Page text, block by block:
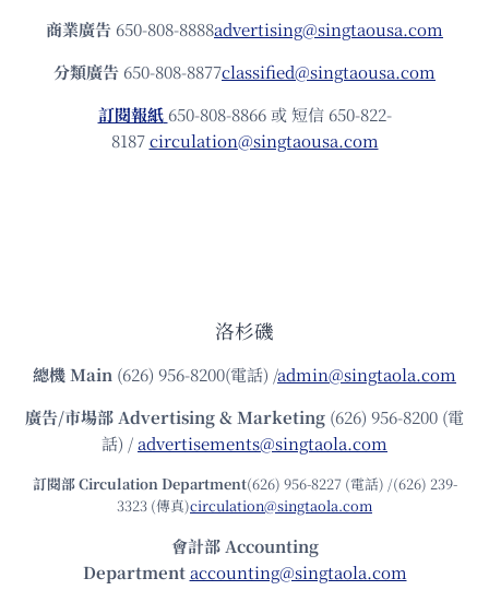
商業廣告 650-808-8888advertising@singtaousa.com
分類廣告 650-808-8877classified@singtaousa.com
訂閱報紙 650-808-8866 或 短信 650-822-
8187circulation@singtaousa.com
洛杉磯
總機Main (626) 956-8200(電話) /admin@singtaola.com
廣告/市場部Advertising & Marketing (626) 956-8200 (電
話) /advertisements@singtaola.com
訂閱部 Circulation Department(626) 956-8227 (電話) /(626) 239-
3323 (傳真)circulation@singtaola.com
會計部 Accounting
Department accounting@singtaola.com